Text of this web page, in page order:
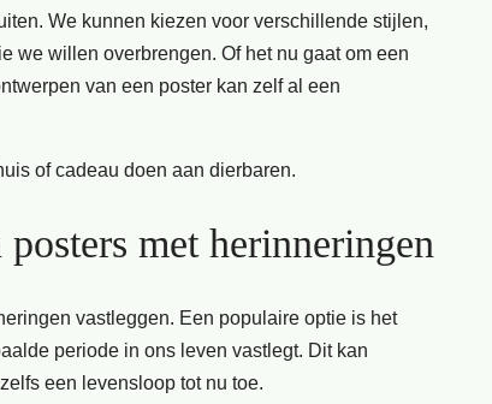
We kunnen kiezen voor verschillende stijlen,
we willen overbrengen. Of het nu gaat om een
van een poster kan zelf al een
of cadeau doen aan dierbaren.
met herinneringen
vastleggen. Een populaire optie is het
periode in ons leven vastlegt. Dit kan
een levensloop tot nu toe.